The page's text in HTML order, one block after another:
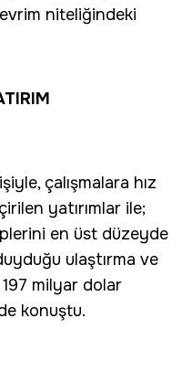
niteliğindeki
çalışmalara hız
yatırımlar ile;
en üst düzeyde
ulaştırma ve
197 milyar dolar
konuştu.